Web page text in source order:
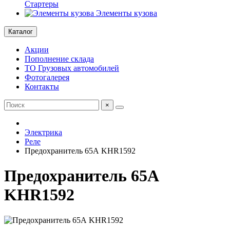
Стартеры
Элементы кузова
Каталог
Акции
Пополнение склада
ТО Грузовых автомобилей
Фотогалерея
Контакты
×
Электрика
Реле
Предохранитель 65А KHR1592
Предохранитель 65А
KHR1592